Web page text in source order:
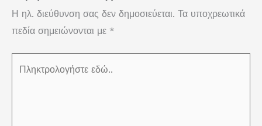
Η ηλ. διεύθυνση σας δεν δημοσιεύεται. Τα υποχρεωτικά
πεδία σημειώνονται με *